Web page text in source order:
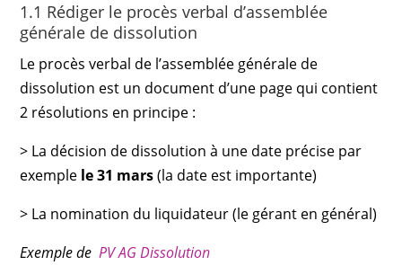
1.1 Rédiger le procès verbal d’assemblée
générale de dissolution
Le procès verbal de l’assemblée générale de
dissolution est un document d’une page qui contient
2 résolutions en principe :
> La décision de dissolution à une date précise par
exemple le 31 mars(la date est importante)
> La nomination du liquidateur (le gérant en général)
Exemple dePV AG Dissolution